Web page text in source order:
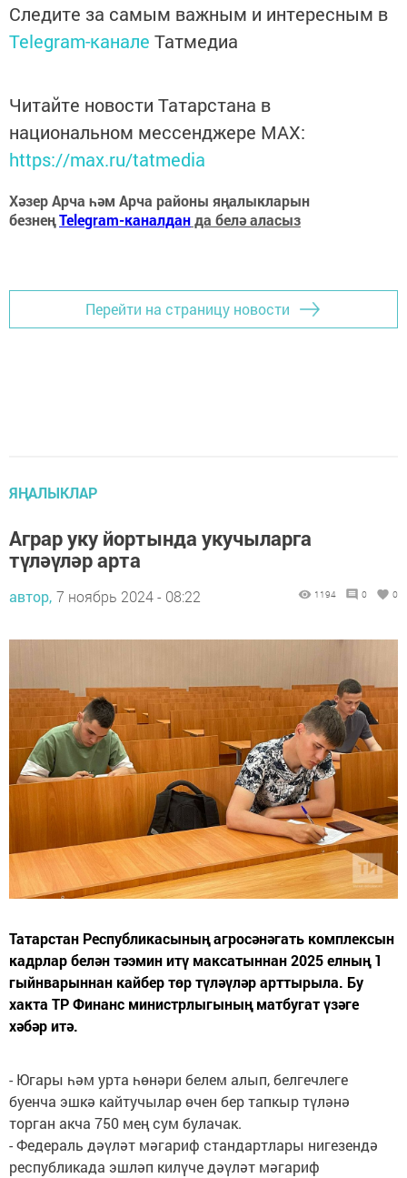
Следите за самым важным и интересным в
Telegram-канале Татмедиа
Читайте новости Татарстана в
национальном мессенджере MАХ:
https://max.ru/tatmedia
Хәзер Арча һәм Арча районы яңалыкларын
безнеңTelegram-каналданда белә аласыз
Перейти на страницу новости
ЯҢАЛЫКЛАР
Аграр уку йортында укучыларга
түләүләр арта
автор, 7 ноябрь 2024 - 08:22 1194 0 0
Татарстан Республикасының агросәнәгать комплексын
кадрлар белән тәэмин итү максатыннан 2025 елның 1
гыйнварыннан кайбер төр түләүләр арттырыла. Бу
хакта ТР Финанс министрлыгының матбугат үзәге
хәбәр итә.
- Югары һәм урта һөнәри белем алып, белгечлеге
буенча эшкә кайтучылар өчен бер тапкыр түләнә
торган акча 750 мең сум булачак.
- Федераль дәүләт мәгариф стандартлары нигезендә
республикада эшләп килүче дәүләт мәгариф